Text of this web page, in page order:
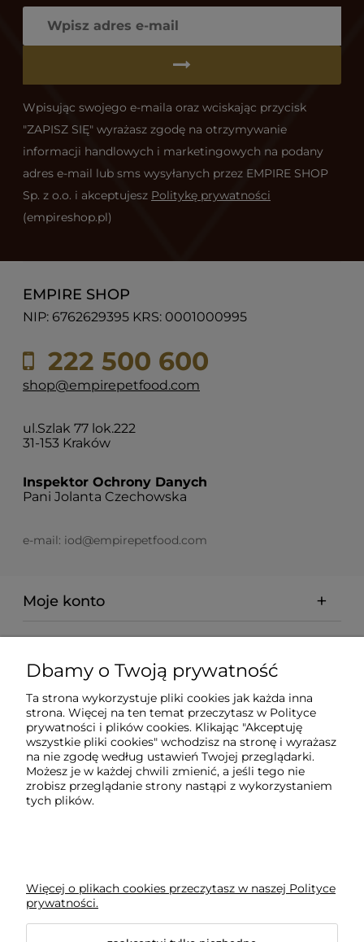
Wpisując swojego e-maila oraz wciskając przycisk
"ZAPISZ SIĘ" wyrażasz zgodę na otrzymywanie
informacji handlowych i marketingowych na podany
adres e-mail lub sms wysyłanych przez EMPIRE SHOP
Sp. z o.o. i akceptujesz Politykę prywatności
(empireshop.pl)
EMPIRE SHOP
NIP: 6762629395 KRS: 0001000995
222 500 600
shop@empirepetfood.com
ul.Szlak 77 lok.222
31-153 Kraków
Inspektor Ochrony Danych
Pani Jolanta Czechowska
e-mail: iod@empirepetfood.com
Moje konto
Pomoc
Płatności i dostawa
Ciekawostki
Dbamy o Twoją prywatność
Ta strona wykorzystuje pliki cookies jak każda inna
strona. Więcej na ten temat przeczytasz w Polityce
prywatności i plików cookies. Klikając "Akceptuję
wszystkie pliki cookies" wchodzisz na stronę i wyrażasz
na nie zgodę według ustawień Twojej przeglądarki.
Możesz je w każdej chwili zmienić, a jeśli tego nie
zrobisz przeglądanie strony nastąpi z wykorzystaniem
tych plików.
Więcej o plikach cookies przeczytasz w naszej Polityce
prywatności.